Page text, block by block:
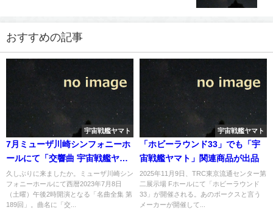
おすすめの記事
宇宙戦艦ヤマト
7月ミューザ川崎シンフォニーホ
ールにて「交響曲 宇宙戦艦ヤマ
ト」を東京交響楽団が演奏へ
久しぶりに来ましたか。ミューザ川崎シン
フォニーホールにて西暦2023年7月8日
（土曜）午後2時開演となる「名曲全集 第
189回」。曲名に「交...
宇宙戦艦ヤマト
「ホビーラウンド33」でも「宇
宙戦艦ヤマト」関連商品が出品
2025年11月9日、TRC東京流通センター第
二展示場 Fホールにて「ホビーラウンド
33」が開催される。あのボークスと言う
メーカーが開催して...